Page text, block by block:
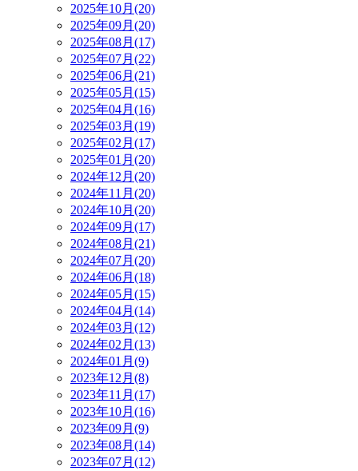
2025年10月(20)
2025年09月(20)
2025年08月(17)
2025年07月(22)
2025年06月(21)
2025年05月(15)
2025年04月(16)
2025年03月(19)
2025年02月(17)
2025年01月(20)
2024年12月(20)
2024年11月(20)
2024年10月(20)
2024年09月(17)
2024年08月(21)
2024年07月(20)
2024年06月(18)
2024年05月(15)
2024年04月(14)
2024年03月(12)
2024年02月(13)
2024年01月(9)
2023年12月(8)
2023年11月(17)
2023年10月(16)
2023年09月(9)
2023年08月(14)
2023年07月(12)